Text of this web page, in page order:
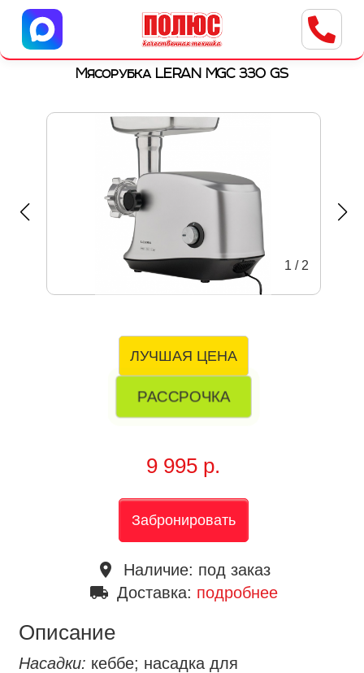
Центр бытовой техники
г. Ульяновск, ул. Пушкарева, 8a
Мясорубка LERAN MGC 330 GS
1 / 2
ЛУЧШАЯ ЦЕНА
РАССРОЧКА
9 995 р.
Забронировать
place Наличие: под заказ
local_shipping Доставка: подробнее
Описание
Насадки: кеббе; насадка для